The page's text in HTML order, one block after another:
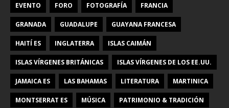
EVENTO FORO FOTOGRAFÍA FRANCIA
GRANADA GUADALUPE GUAYANA FRANCESA
HAITÍ ES INGLATERRA ISLAS CAIMÁN
ISLAS VÍRGENES BRITÁNICAS ISLAS VÍRGENES DE LOS EE.UU.
JAMAICA ES LAS BAHAMAS LITERATURA MARTINICA
MONTSERRAT ES MÚSICA PATRIMONIO & TRADICIÓN